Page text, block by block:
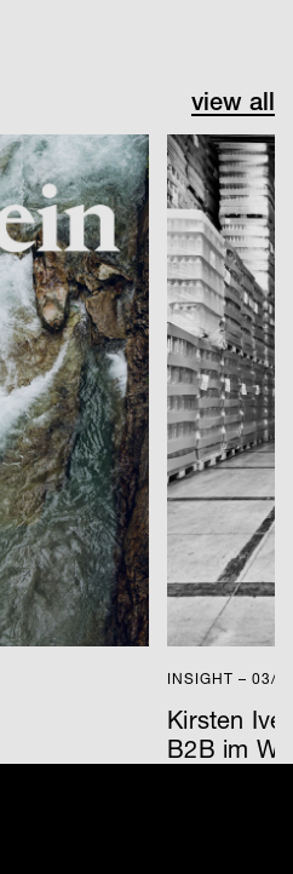
view all
INSIGHT – 03/
Kirsten
B2B im